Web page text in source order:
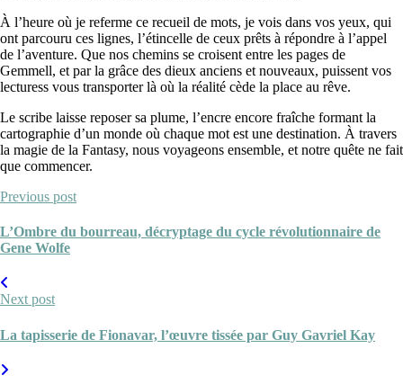
À l’heure où je referme ce recueil de mots, je vois dans vos yeux, qui
ont parcouru ces lignes, l’étincelle de ceux prêts à répondre à l’appel
de l’aventure. Que nos chemins se croisent entre les pages de
Gemmell, et par la grâce des dieux anciens et nouveaux, puissent vos
lecturess vous transporter là où la réalité cède la place au rêve.
Le scribe laisse reposer sa plume, l’encre encore fraîche formant la
cartographie d’un monde où chaque mot est une destination. À travers
la magie de la Fantasy, nous voyageons ensemble, et notre quête ne fait
que commencer.
Previous post
L’Ombre du bourreau, décryptage du cycle révolutionnaire de
Gene Wolfe
Next post
La tapisserie de Fionavar, l’œuvre tissée par Guy Gavriel Kay